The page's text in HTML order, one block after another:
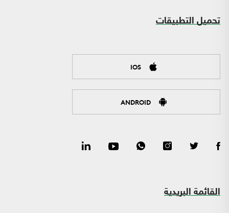
تحميل التطبيقات
IOS
ANDROID
القائمة البريدية